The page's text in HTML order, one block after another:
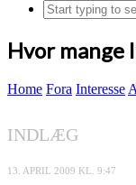
Hvor mange
Home Fora Interesse
INDLÆG
13. APRIL 2009 KL. 9:47